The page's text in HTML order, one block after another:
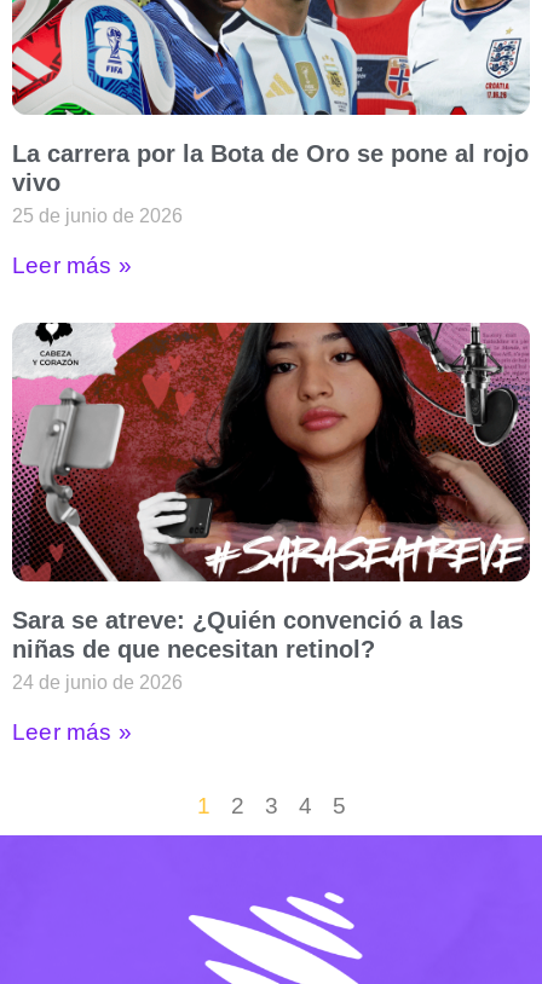
La carrera por la Bota de Oro se pone al rojo
vivo
25 de junio de 2026
Leer más »
Sara se atreve: ¿Quién convenció a las
niñas de que necesitan retinol?
24 de junio de 2026
Leer más »
1 2 3 4 5